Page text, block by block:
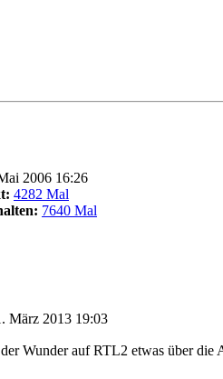
2006 16:26
4282 Mal
7640 Mal
März 2013 19:03
Wunder auf RTL2 etwas über